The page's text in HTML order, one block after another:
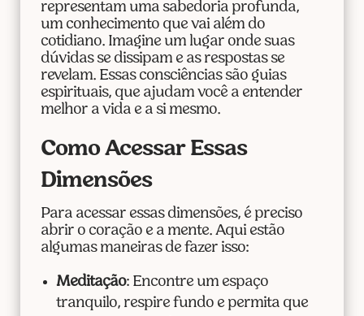
representam uma sabedoria profunda,
um conhecimento que vai além do
cotidiano. Imagine um lugar onde suas
dúvidas se dissipam e as respostas se
revelam. Essas consciências são guias
espirituais, que ajudam você a entender
melhor a vida e a si mesmo.
Como Acessar Essas
Dimensões
Para acessar essas dimensões, é preciso
abrir o coração e a mente. Aqui estão
algumas maneiras de fazer isso:
Meditação: Encontre um espaço
tranquilo, respire fundo e permita que